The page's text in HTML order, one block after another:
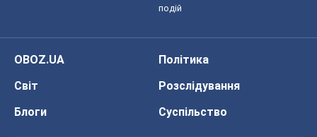
подій
OBOZ.UA
Політика
Світ
Розслідування
Блоги
Суспільство